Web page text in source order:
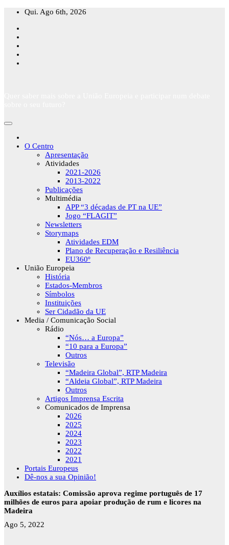
Skip
content
Qui. Ago 6th, 2026
O Centro
Apresentação
Atividades
2021-2026
2013-2022
Publicações
Multimédia
APP “3 décadas de PT na UE”
Jogo “FLAGIT”
Newsletters
Storymaps
Atividades EDM
Plano de Recuperação e Resiliência
EU360º
União Europeia
História
Estados-Membros
Símbolos
Instituições
Ser Cidadão da UE
Media / Comunicação Social
Rádio
“Nós… a Europa”
“10 para a Europa”
Outros
Televisão
“Madeira Global”, RTP Madeira
“Aldeia Global”, RTP Madeira
Outros
Artigos Imprensa Escrita
Comunicados de Imprensa
2026
2025
2024
2023
2022
2021
Portais Europeus
Dê-nos a sua Opinião!
Auxílios estatais: Comissão aprova regime português de 17
milhões de euros para apoiar produção de rum e licores na
Madeira
Ago 5, 2022